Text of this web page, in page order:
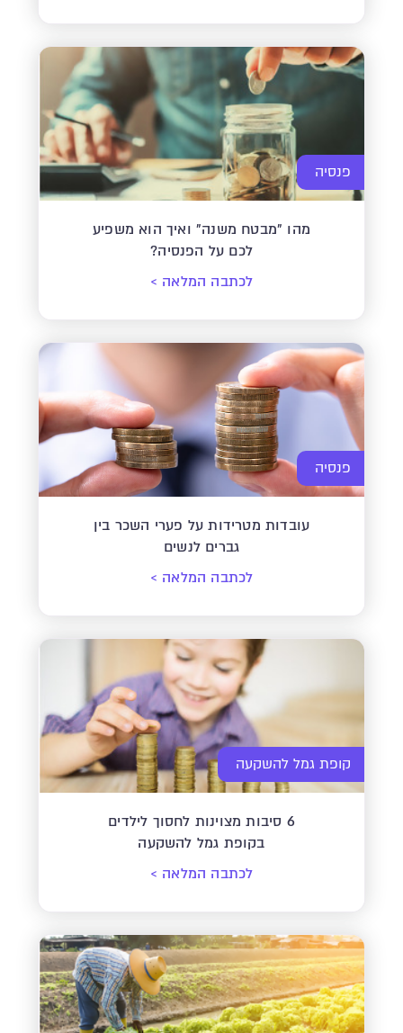
פנסיה
מהו "מבטח משנה" ואיך הוא משפיע
לכם על הפנסיה?
לכתבה המלאה >
פנסיה
עובדות מטרידות על פערי השכר בין
גברים לנשים
לכתבה המלאה >
קופת גמל להשקעה
6 סיבות מצוינות לחסוך לילדים
בקופת גמל להשקעה
לכתבה המלאה >